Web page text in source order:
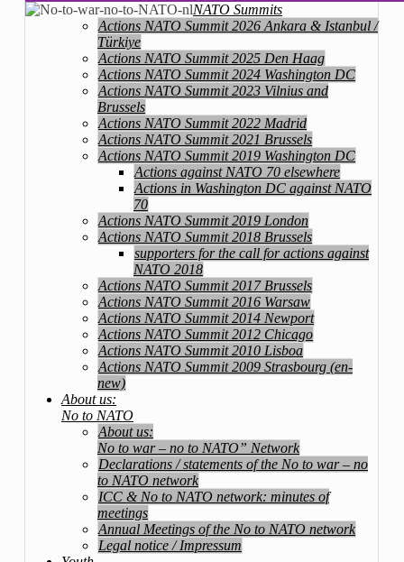
NATO Summits
Actions NATO Summit 2026 Ankara & Istanbul /
Türkiye
Actions NATO Summit 2025 Den Haag
Actions NATO Summit 2024 Washington DC
Actions NATO Summit 2023 Vilnius and
Brussels
Actions NATO Summit 2022 Madrid
Actions NATO Summit 2021 Brussels
Actions NATO Summit 2019 Washington DC
Actions against NATO 70 elsewhere
Actions in Washington DC against NATO
70
Actions NATO Summit 2019 London
Actions NATO Summit 2018 Brussels
supporters for the call for actions against
NATO 2018
Actions NATO Summit 2017 Brussels
Actions NATO Summit 2016 Warsaw
Actions NATO Summit 2014 Newport
Actions NATO Summit 2012 Chicago
Actions NATO Summit 2010 Lisboa
Actions NATO Summit 2009 Strasbourg (en-
new)
About us:
No to NATO
About us:
No to war – no to NATO” Network
Declarations / statements of the No to war – no
to NATO network
ICC & No to NATO network: minutes of
meetings
Annual Meetings of the No to NATO network
Legal notice / Impressum